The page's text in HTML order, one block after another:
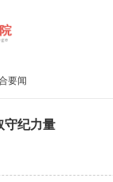
要闻
守纪力量